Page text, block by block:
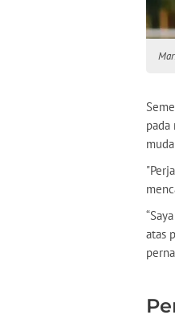
pada
atas